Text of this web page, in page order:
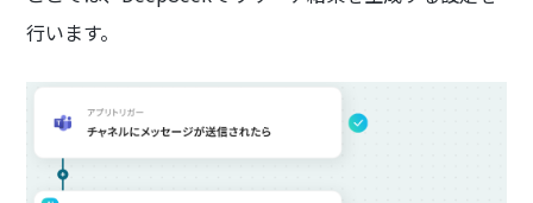
行います。